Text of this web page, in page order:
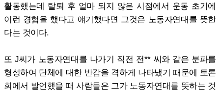
활동했는데 탈퇴 후 얼마 되지 않은 시점에서 운동 초기에
이런 경험을 했다고 얘기했다면 그것은 노동자연대를 뜻한
다는 것이다.
또 J씨가 노동자연대를 나가기 직전 전** 씨와 같은 분파를
형성하여 단체에 대한 반감을 격하게 나타냈기 때문에 토론
회에서 발언했을 때 사람들은 그가 노동자연대를 뜻하는 것